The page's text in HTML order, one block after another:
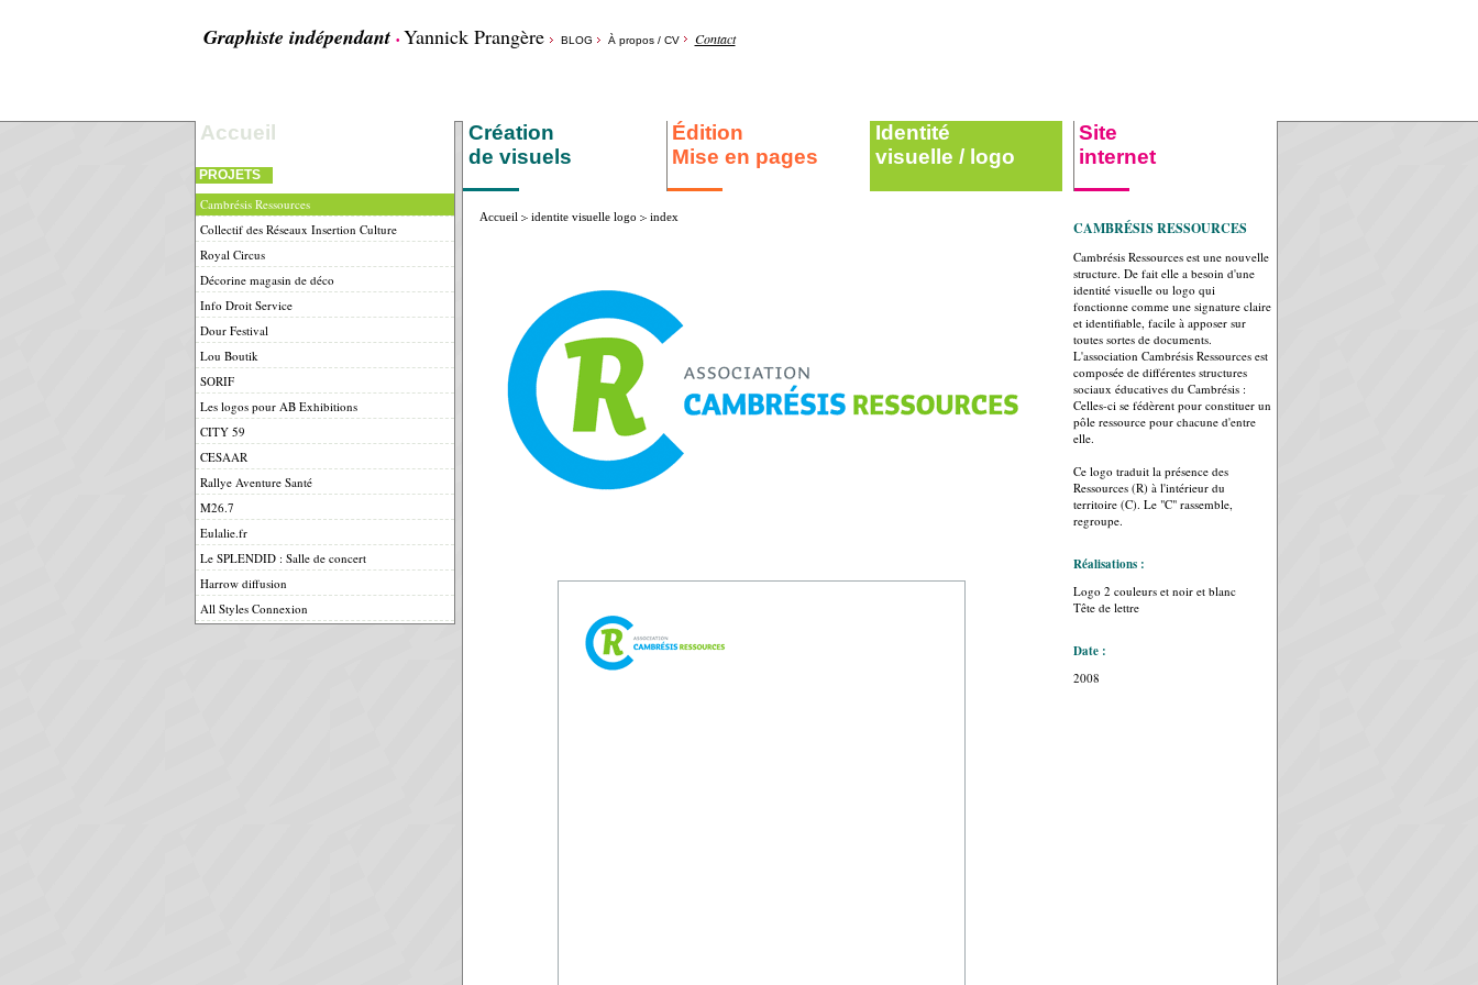
Graphiste indépendant • Yannick Prangère BLOG À propos / CV Contact
Création
de visuels
Édition
Mise en pages
Identité
visuelle / logo
Site
internet
Accueil
PROJETS
Cambrésis Ressources
Collectif des Réseaux Insertion Culture
Royal Circus
Décorine magasin de déco
Info Droit Service
Dour Festival
Lou Boutik
SORIF
Les logos pour AB Exhibitions
CITY 59
CESAAR
Rallye Aventure Santé
M26.7
Eulalie.fr
Le SPLENDID : Salle de concert
Harrow diffusion
All Styles Connexion
Accueil identite visuelle logo index
CAMBRÉSIS RESSOURCES
Cambrésis Ressources est une nouvelle
structure. De fait elle a besoin d'une
identité visuelle ou logo qui
fonctionne comme une signature claire
et identifiable, facile à apposer sur
toutes sortes de documents.
L'association Cambrésis Ressources est
composée de différentes structures
sociaux éducatives du Cambrésis :
Celles-ci se fédèrent pour constituer un
pôle ressource pour chacune d'entre
elle.
Ce logo traduit la présence des
Ressources (R) à l'intérieur du
territoire (C). Le "C" rassemble,
regroupe.
Réalisations :
Logo 2 couleurs et noir et blanc
Tête de lettre
Date :
2008